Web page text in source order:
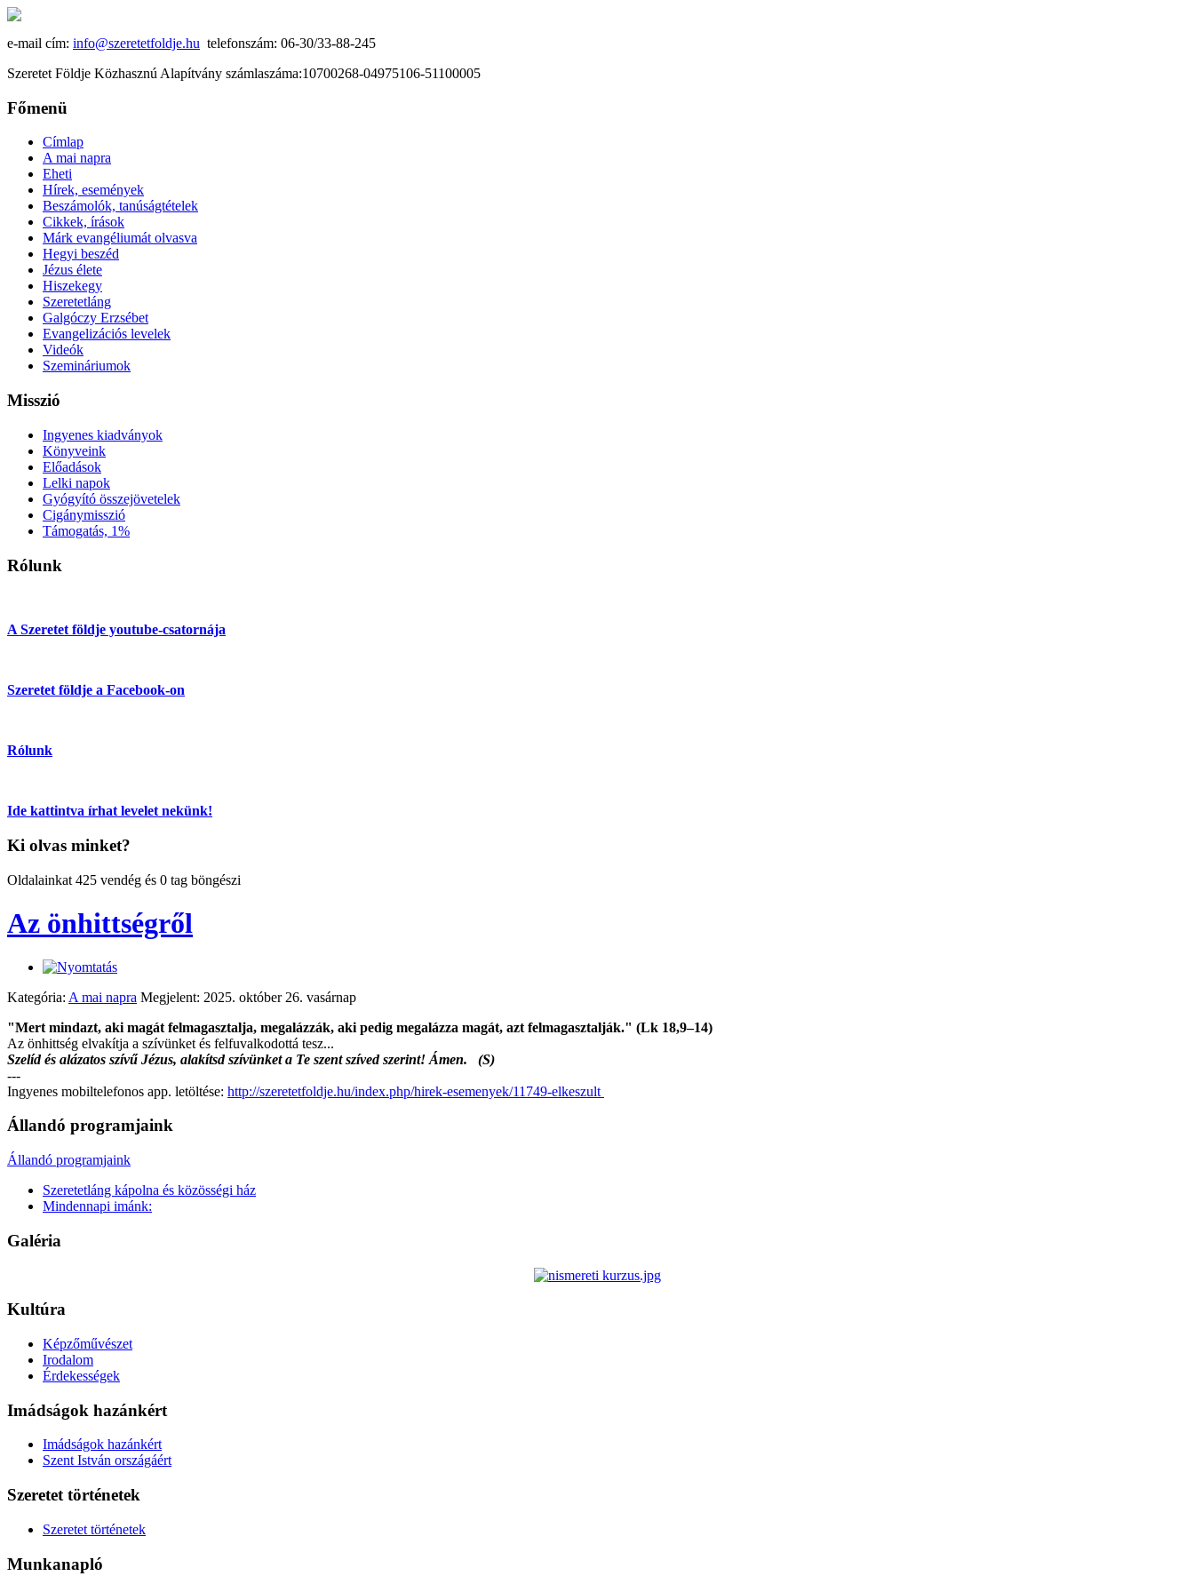
e-mail cím: info@szeretetfoldje.hu telefonszám: 06-30/33-88-245
Szeretet Földje Közhasznú Alapítvány számlaszáma:10700268-04975106-51100005
Főmenü
Címlap
A mai napra
Eheti
Hírek, események
Beszámolók, tanúságtételek
Cikkek, írások
Márk evangéliumát olvasva
Hegyi beszéd
Jézus élete
Hiszekegy
Szeretetláng
Galgóczy Erzsébet
Evangelizációs levelek
Videók
Szemináriumok
Misszió
Ingyenes kiadványok
Könyveink
Előadások
Lelki napok
Gyógyító összejövetelek
Cigánymisszió
Támogatás, 1%
Rólunk
A Szeretet földje youtube-csatornája
Szeretet földje a Facebook-on
Rólunk
Ide kattintva írhat levelet nekünk!
Ki olvas minket?
Oldalainkat 425 vendég és 0 tag böngészi
Az önhittségről
Kategória: A mai napra Megjelent: 2025. október 26. vasárnap
"Mert mindazt, aki magát felmagasztalja, megalázzák, aki pedig megalázza magát, azt felmagasztalják." (Lk 18,9–14)
Az önhittség elvakítja a szívünket és felfuvalkodottá tesz...
Szelíd és alázatos szívű Jézus, alakítsd szívünket a Te szent szíved szerint! Ámen. (S)
---
Ingyenes mobiltelefonos app. letöltése: http://szeretetfoldje.hu/index.php/hirek-esemenyek/11749-elkeszult
Állandó programjaink
Állandó programjaink
Szeretetláng kápolna és közösségi ház
Mindennapi imánk:
Galéria
Kultúra
Képzőművészet
Irodalom
Érdekességek
Imádságok hazánkért
Imádságok hazánkért
Szent István országáért
Szeretet történetek
Szeretet történetek
Munkanapló